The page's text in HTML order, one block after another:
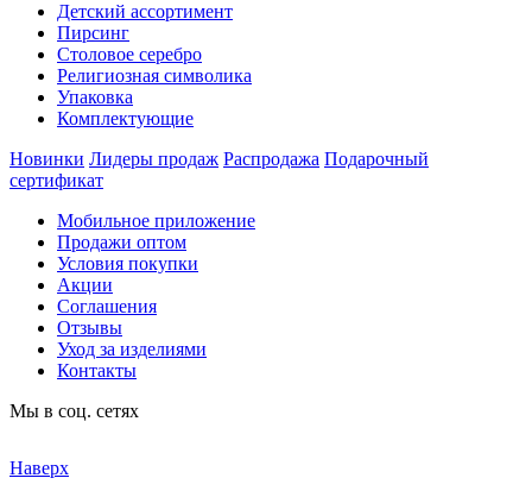
Детский ассортимент
Пирсинг
Столовое серебро
Религиозная символика
Упаковка
Комплектующие
Новинки Лидеры продаж Распродажа Подарочный
сертификат
Мобильное приложение
Продажи оптом
Условия покупки
Акции
Соглашения
Отзывы
Уход за изделиями
Контакты
Мы в соц. сетях
Наверх